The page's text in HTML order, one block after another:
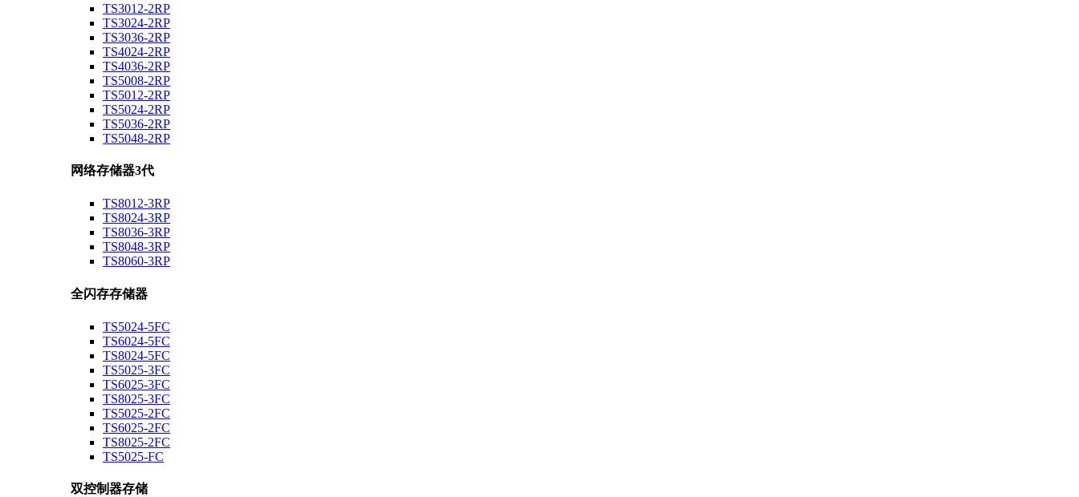
TS3012-2RP
TS3024-2RP
TS3036-2RP
TS4024-2RP
TS4036-2RP
TS5008-2RP
TS5012-2RP
TS5024-2RP
TS5036-2RP
TS5048-2RP
网络存储器3代
TS8012-3RP
TS8024-3RP
TS8036-3RP
TS8048-3RP
TS8060-3RP
全闪存存储器
TS5024-5FC
TS6024-5FC
TS8024-5FC
TS5025-3FC
TS6025-3FC
TS8025-3FC
TS5025-2FC
TS6025-2FC
TS8025-2FC
TS5025-FC
双控制器存储